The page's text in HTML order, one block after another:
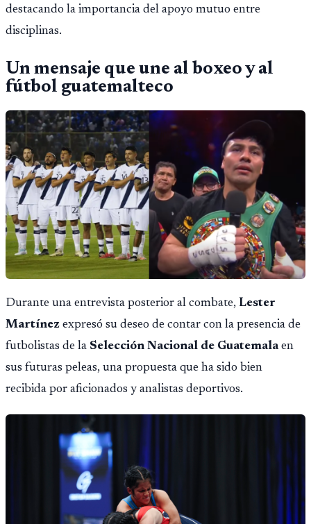
destacando la importancia del apoyo mutuo entre
disciplinas.
Un mensaje que une al boxeo y al
fútbol guatemalteco
Durante una entrevista posterior al combate, Lester
Martínez expresó su deseo de contar con la presencia de
futbolistas de la Selección Nacional de Guatemalaen
sus futuras peleas, una propuesta que ha sido bien
recibida por aficionados y analistas deportivos.